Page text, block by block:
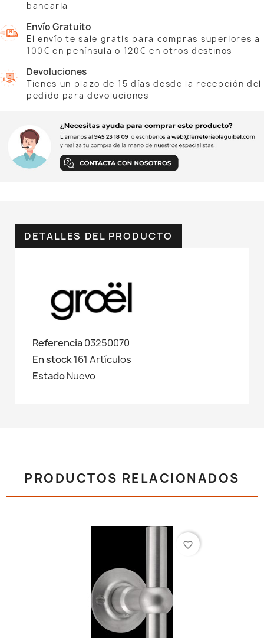
bancaria
Envío Gratuito
El envío te sale gratis para compras superiores a
100€ en península o 120€ en otros destinos
Devoluciones
Tienes un plazo de 15 días desde la recepción del
pedido para devoluciones
DETALLES DEL PRODUCTO
Referencia03250070
En stock161 Artículos
EstadoNuevo
PRODUCTOS RELACIONADOS
favorite_border